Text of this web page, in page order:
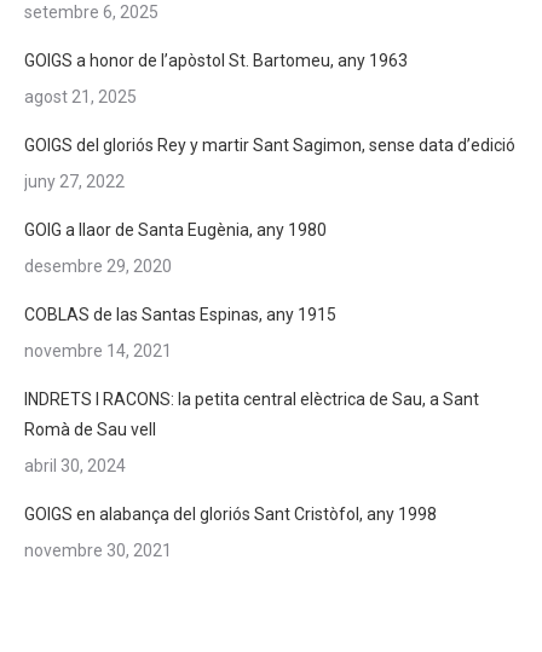
setembre 6, 2025
GOIGS a honor de l’apòstol St. Bartomeu, any 1963
agost 21, 2025
GOIGS del gloriós Rey y martir Sant Sagimon, sense data d’edició
juny 27, 2022
GOIG a llaor de Santa Eugènia, any 1980
desembre 29, 2020
COBLAS de las Santas Espinas, any 1915
novembre 14, 2021
INDRETS I RACONS: la petita central elèctrica de Sau, a Sant
Romà de Sau vell
abril 30, 2024
GOIGS en alabança del gloriós Sant Cristòfol, any 1998
novembre 30, 2021